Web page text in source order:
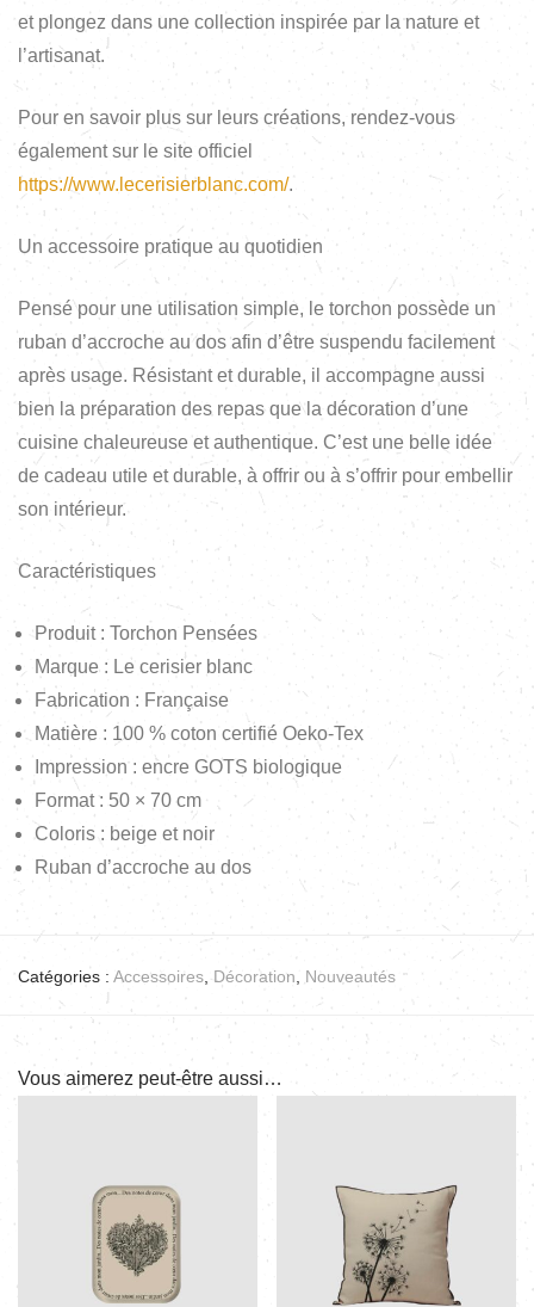
et plongez dans une collection inspirée par la nature et
l’artisanat.
Pour en savoir plus sur leurs créations, rendez-vous
également sur le site officiel
https://www.lecerisierblanc.com/.
Un accessoire pratique au quotidien
Pensé pour une utilisation simple, le torchon possède un
ruban d’accroche au dos afin d’être suspendu facilement
après usage. Résistant et durable, il accompagne aussi
bien la préparation des repas que la décoration d’une
cuisine chaleureuse et authentique. C’est une belle idée
de cadeau utile et durable, à offrir ou à s’offrir pour embellir
son intérieur.
Caractéristiques
Produit : Torchon Pensées
Marque : Le cerisier blanc
Fabrication : Française
Matière : 100 % coton certifié Oeko-Tex
Impression : encre GOTS biologique
Format : 50 × 70 cm
Coloris : beige et noir
Ruban d’accroche au dos
Catégories : Accessoires Décoration Nouveautés
Vous aimerez peut-être aussi…